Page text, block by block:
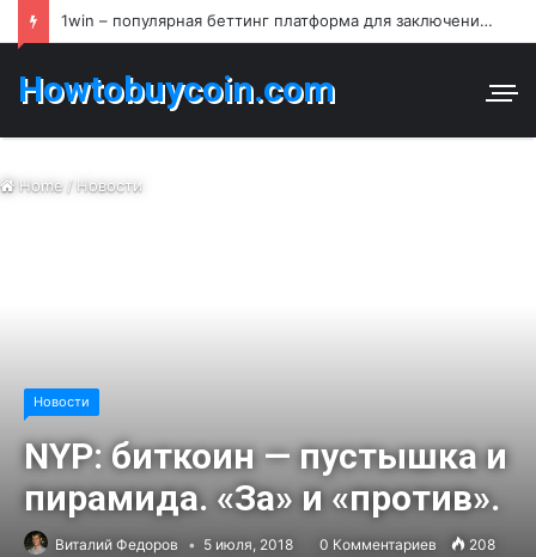
1win – популярная беттинг платформа для заключения пари и азартных игр в Узбекистане
Howtobuycoin.com
Home/Новости
Новости
NYP: биткоин — пустышка и
пирамида. «За» и «против».
Виталий Федоров 5 июля, 2018 0 Комментариев
208